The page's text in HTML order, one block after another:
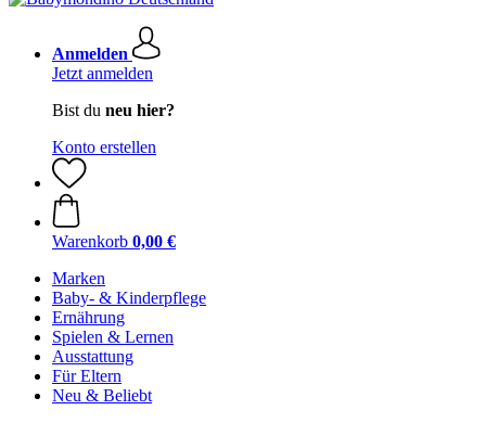
Anmelden
Jetzt anmelden
Bist du neu hier?
Konto erstellen
Warenkorb 0,00 €
Marken
Baby- & Kinderpflege
Ernährung
Spielen & Lernen
Ausstattung
Für Eltern
Neu & Beliebt